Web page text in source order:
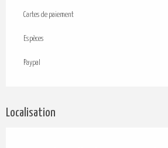
Cartes de paiement
Espèces
Paypal
Localisation